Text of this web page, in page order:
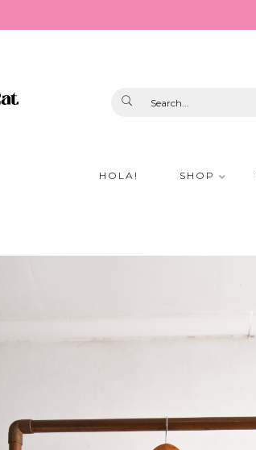
HOLA! SHOP